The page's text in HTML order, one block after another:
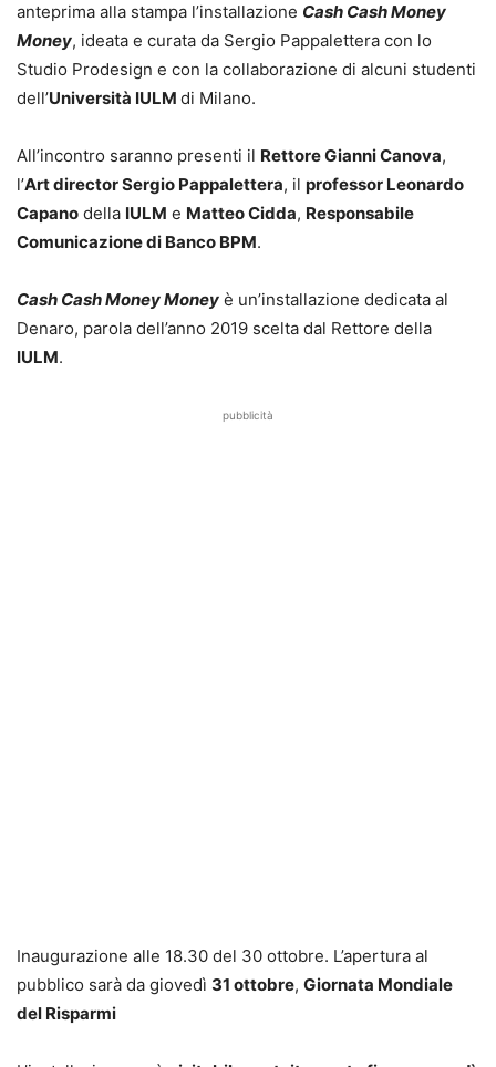
anteprima alla stampa l’installazione Cash Cash Money
Money, ideata e curata da Sergio Pappalettera con lo
Studio Prodesign e con la collaborazione di alcuni studenti
dell’Università IULM di Milano.
All’incontro saranno presenti il Rettore Gianni Canova,
l’Art director Sergio Pappalettera, il professor Leonardo
Capano della IULM e Matteo Cidda, Responsabile
Comunicazione di Banco BPM.
Cash Cash Money Money è un’installazione dedicata al
Denaro, parola dell’anno 2019 scelta dal Rettore della
IULM.
pubblicità
Inaugurazione alle 18.30 del 30 ottobre. L’apertura al
pubblico sarà da giovedì 31 ottobre, Giornata Mondiale
del Risparmi